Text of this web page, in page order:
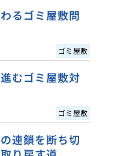
るゴミ屋敷問
ゴミ屋敷
むゴミ屋敷対
ゴミ屋敷
連鎖を断ち切